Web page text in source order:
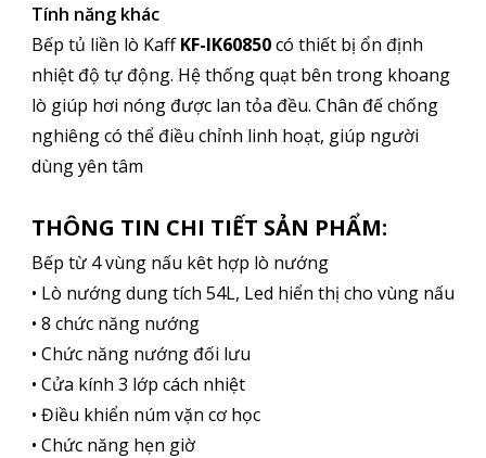
Tính năng khác
Bếp tủ liền lò KaffKF-IK60850có thiết bị ổn định
nhiệt độ tự động. Hệ thống quạt bên trong khoang
lò giúp hơi nóng được lan tỏa đều. Chân đế chống
nghiêng có thể điều chỉnh linh hoạt, giúp người
dùng yên tâm
THÔNG TIN CHI TIẾT SẢN PHẨM:
Bếp từ 4 vùng nấu kêt hợp lò nướng
• Lò nướng dung tích 54L, Led hiển thị cho vùng nấu
• 8 chức năng nướng
• Chức năng nướng đối lưu
• Cửa kính 3 lớp cách nhiệt
• Điều khiển núm vặn cơ học
• Chức năng hẹn giờ